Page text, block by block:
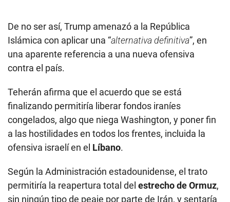
De no ser así, Trump amenazó a la República
Islámica con aplicar una “alternativa definitiva”, en
una aparente referencia a una nueva ofensiva
contra el país.
Teherán afirma que el acuerdo que se está
finalizando permitiría liberar fondos iraníes
congelados, algo que niega Washington, y poner fin
a las hostilidades en todos los frentes, incluida la
ofensiva israelí en el Líbano.
Según la Administración estadounidense, el trato
permitiría la reapertura total del estrecho de Ormuz,
sin ningún tipo de peaje por parte de Irán, y sentaría